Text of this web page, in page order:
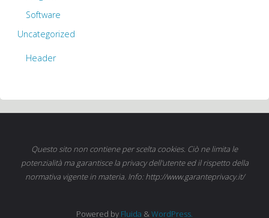
Software
Uncategorized
Header
Questo sito non contiene per scelta cookies. Ciò ne limita le
potenzialità ma garantisce la privacy dell'utente ed il rispetto della
normativa vigente in materia. Info: http://www.garanteprivacy.it/
Powered by Fluida &WordPress.